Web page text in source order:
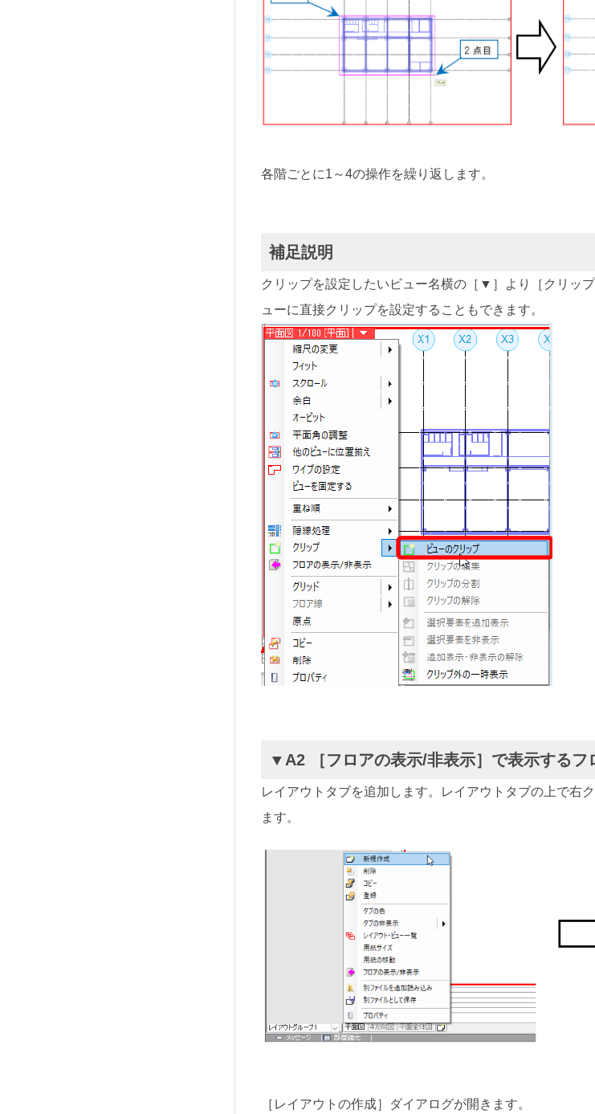
各階ごとに1～4の操作を繰り返します。
補足説明
クリップを設定したいビュー名横の［▼］より［クリッ
ューに直接クリップを設定することもできます。
▼A2 ［フロアの表示/非表示］で表示するフ
レイアウトタブを追加します。レイアウトタブの上で右
ます。
［レイアウトの作成］ダイアログが開きます。